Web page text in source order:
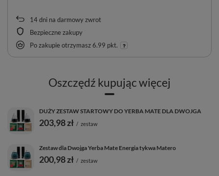
14dni na darmowy zwrot
Bezpieczne zakupy
Po zakupie otrzymasz6.99 pkt.
Oszczędź kupując więcej
DUŻY ZESTAW STARTOWY DO YERBA MATE DLA DWOJGA
203,98 zł / zestaw
Zestaw dla Dwojga Yerba Mate Energia tykwa Matero
200,98 zł / zestaw